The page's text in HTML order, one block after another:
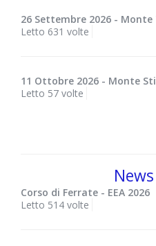
26 Settembre 2026 -
Letto 631 volte
11 Ottobre 2026 - Monte
Letto 57 volte
Corso di Ferrate - EEA 2026
Letto 514 volte